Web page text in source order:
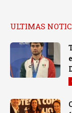
ULTIMAS